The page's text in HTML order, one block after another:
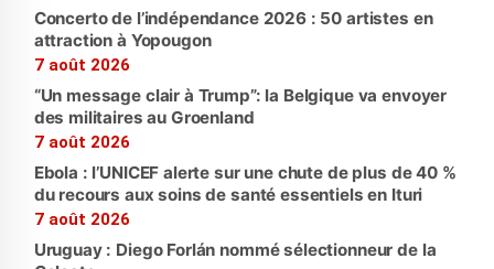
Concerto de l’indépendance 2026 : 50 artistes en
attraction à Yopougon
7 août 2026
“Un message clair à Trump”: la Belgique va envoyer
des militaires au Groenland
7 août 2026
Ebola : l’UNICEF alerte sur une chute de plus de 40 %
du recours aux soins de santé essentiels en Ituri
7 août 2026
Uruguay : Diego Forlán nommé sélectionneur de la